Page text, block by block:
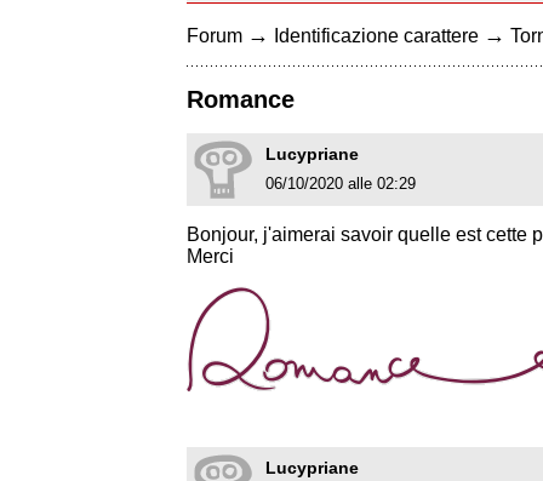
Forum → Identificazione carattere →
Romance
Lucypriane
06/10/2020 alle 02:29
Bonjour, j'aimerai savoir quelle est cette
Merci
Lucypriane